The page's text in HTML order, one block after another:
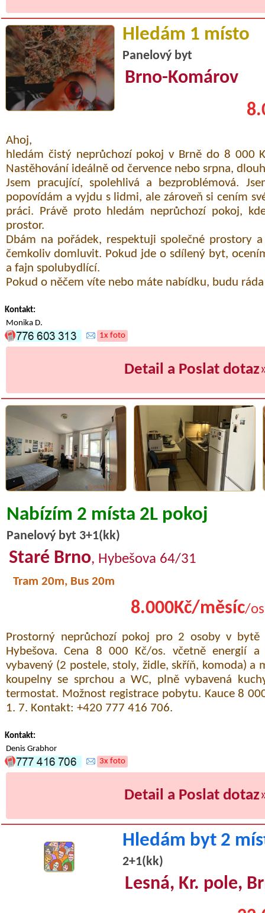
Hledám 1 místo
Panelový byt
Brno-Komárov
Ahoj,
hledám čistý neprůchozí pokoj v Brně do 8 000
Nastěhování ideálně od července nebo srpna,
Jsem pracující, spolehlivá a bezproblémová.
popovídám a vyjdu s lidmi, ale zároveň si cením
práci. Právě proto hledám neprůchozí pokoj,
prostor.
Dbám na pořádek, respektuji společné prostory
čemkoliv domluvit. Pokud jde o sdílený byt,
a fajn spolubydlící.
Pokud o něčem víte nebo máte nabídku, budu
Kontakt:
Monika D.
1x foto
Detail a Poslat dotaz
Nabízím 2 místa 2L pokoj
Panelový byt 3+1(kk)
Staré Brno, Hybešova 64/31
Tram 20m, Bus 20m
8.000Kč/měsíc/
Prostorný neprůchozí pokoj pro 2 osoby v
Hybešova. Cena 8 000 Kč/os. včetně energií
vybavený (2 postele, stoly, židle, skříň, komoda) a
koupelny se sprchou a WC, plně vybavená
termostat. Možnost registrace pobytu. Kauce 8
1. 7. Kontakt: +420 777 416 706.
Kontakt:
Denis Grabhor
3x foto
Detail a Poslat dotaz
Hledám byt 2
2+1(kk)
Lesná, Kr. pole,